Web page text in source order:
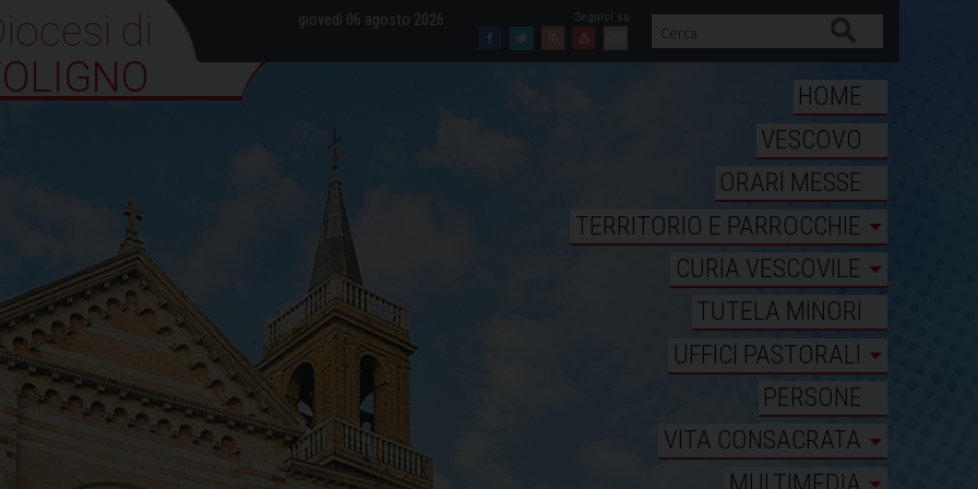
giovedì 06 agosto 2026
Facebook
Twitter
FeedYoutube
Mail
di Foligno
HOME
VESCOVO
ORARI MESSE
TERRITORIO E PARROCCHIE
CURIA VESCOVILE
TUTELA MINORI
UFFICI PASTORALI
PERSONE
VITA CONSACRATA